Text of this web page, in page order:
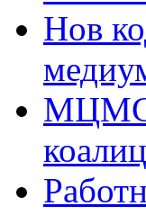
Нов
МЦМС